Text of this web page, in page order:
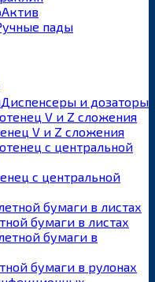
пады
Диспенсеры и дозаторы
V и Z сложения
с центральной
бумаги в листах
бумаги в рулонах